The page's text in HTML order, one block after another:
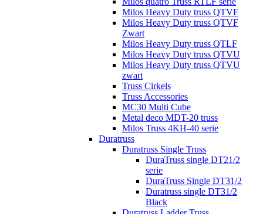
Milos Heavy Duty truss QTVF
Milos Heavy Duty truss QTVF
Zwart
Milos Heavy Duty truss QTLF
Milos Heavy Duty truss QTVU
Milos Heavy Duty truss QTVU
zwart
Truss Cirkels
Truss Accessories
MC30 Multi Cube
Metal deco MDT-20 truss
Milos Truss 4KH-40 serie
Duratruss
Duratruss Single Truss
DuraTruss single DT21/2
serie
DuraTruss Single DT31/2
Duratruss single DT31/2
Black